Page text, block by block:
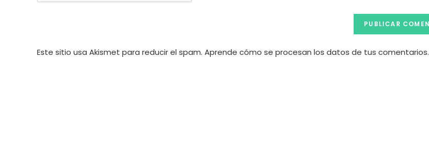
Este sitio usa Akismet para reducir el spam. Aprende cómo se procesan los datos de tus comentarios.